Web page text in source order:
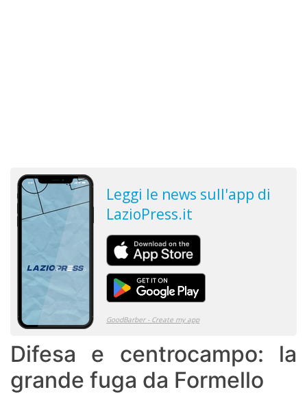
Difesa e centrocampo: la
grande fuga da Formello